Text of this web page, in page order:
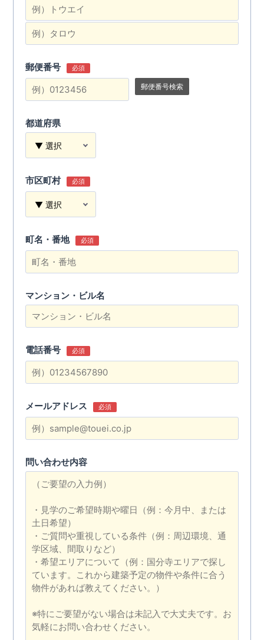
郵便番号 必須
郵便番号検索
都道府県
市区町村 必須
町名・番地 必須
マンション・ビル名
電話番号 必須
メールアドレス 必須
問い合わせ内容